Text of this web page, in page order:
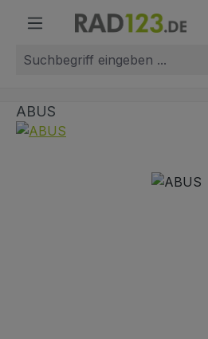
Zum Hauptinhalt springen
ABUS
Bildergalerie überspringen